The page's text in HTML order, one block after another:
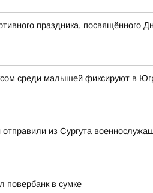
праздника, посвящённого
среди малышей фиксируют в
из Сургута
повербанк в сумке